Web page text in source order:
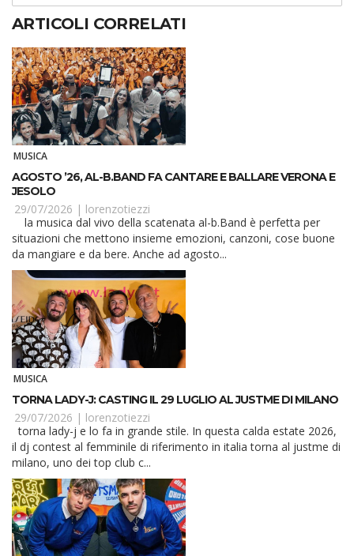
ARTICOLI CORRELATI
MUSICA
AGOSTO ’26, AL-B.BAND FA CANTARE E BALLARE VERONA E
JESOLO
29/07/2026 | lorenzotiezzi
situazioni che mettono insieme emozioni, canzoni, cose buone
da mangiare e da bere. Anche ad agosto...
MUSICA
TORNA LADY-J: CASTING IL 29 LUGLIO AL JUSTME DI MILANO
29/07/2026 | lorenzotiezzi
torna lady-j e lo fa in grande stile. In questa calda estate 2026,
il dj contest al femminile di riferimento in italia torna al justme di
milano, uno dei top club c...